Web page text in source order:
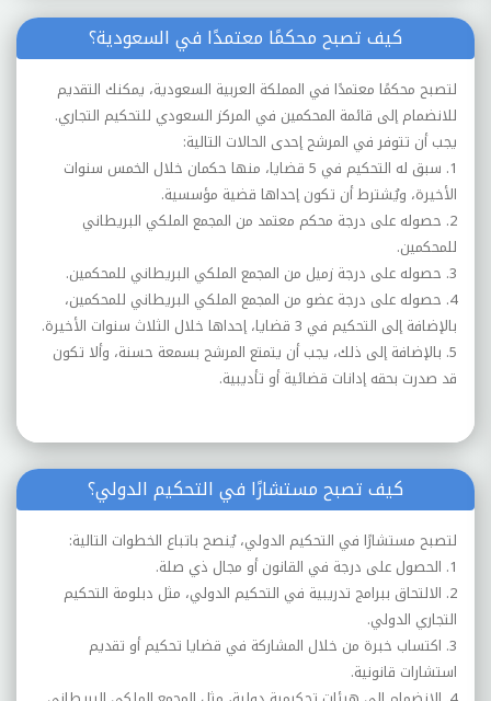
كيف تصبح محكمًا معتمدًا في السعودية؟
لتصبح محكمًا معتمدًا في المملكة العربية السعودية، يمكنك التقديم
للانضمام إلى قائمة المحكمين في المركز السعودي للتحكيم التجاري.
يجب أن تتوفر في المرشح إحدى الحالات التالية:
1. سبق له التحكيم في 5 قضايا، منها حكمان خلال الخمس سنوات
الأخيرة، ويُشترط أن تكون إحداها قضية مؤسسية.
2. حصوله على درجة محكم معتمد من المجمع الملكي البريطاني
للمحكمين.
3. حصوله على درجة زميل من المجمع الملكي البريطاني للمحكمين.
4. حصوله على درجة عضو من المجمع الملكي البريطاني للمحكمين،
بالإضافة إلى التحكيم في 3 قضايا، إحداها خلال الثلاث سنوات الأخيرة.
5. بالإضافة إلى ذلك، يجب أن يتمتع المرشح بسمعة حسنة، وألا تكون
قد صدرت بحقه إدانات قضائية أو تأديبية.
كيف تصبح مستشارًا في التحكيم الدولي؟
لتصبح مستشارًا في التحكيم الدولي، يُنصح باتباع الخطوات التالية:
1. الحصول على درجة في القانون أو مجال ذي صلة.
2. الالتحاق ببرامج تدريبية في التحكيم الدولي، مثل دبلومة التحكيم
التجاري الدولي.
3. اكتساب خبرة من خلال المشاركة في قضايا تحكيم أو تقديم
استشارات قانونية.